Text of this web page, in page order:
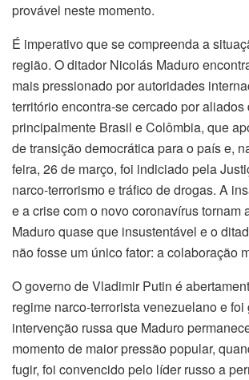
provável neste momento.
É imperativo que se compreenda a
região. O ditador Nicolás Maduro
mais pressionado por autoridades
território encontra-se cercado por aliados
principalmente Brasil e Colômbia, que
de transição democrática para o país e,
feira, 26 de março, foi indiciado pela
narco-terrorismo e tráfico de drogas. A
e a crise com o novo coronavírus tornam
Maduro quase que insustentável e o
não fosse um único fator: a colaboração
O governo de Vladimir Putin é
regime narco-terrorista venezuelano e
intervenção russa que Maduro
momento de maior pressão popular,
fugir, foi convencido pelo líder russo a